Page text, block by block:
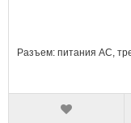
Разъем: питания AC,